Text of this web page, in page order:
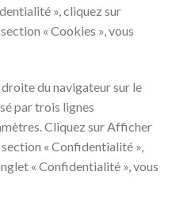
», cliquez sur
« Cookies », vous
droite du navigateur sur le
par trois lignes
Cliquez sur Afficher
« Confidentialité »,
« Confidentialité », vous